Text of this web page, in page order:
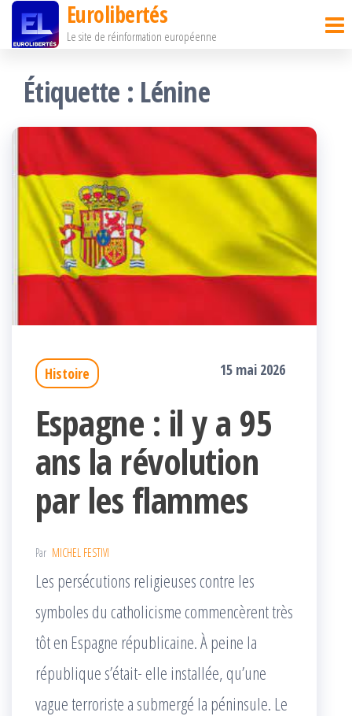
Passer
contenu
Eurolibertés
Le site de réinformation européenne
Étiquette : Lénine
Histoire 15 mai 2026
Espagne : il y a 95
ans la révolution
par les flammes
Par MICHEL FESTIVI
Les persécutions religieuses contre les
symboles du catholicisme commencèrent très
tôt en Espagne républicaine. À peine la
république s’était- elle installée, qu’une
vague terroriste a submergé la péninsule. Le